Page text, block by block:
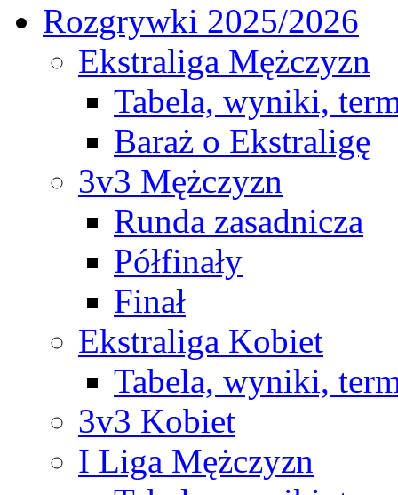
Rozgrywki 2025/2026
Ekstraliga Mężczyzn
Tabela, wyniki,
Baraż o Ekstraligę
3v3 Mężczyzn
Runda zasadnicza
Półfinały
Finał
Ekstraliga Kobiet
Tabela, wyniki,
3v3 Kobiet
I Liga Mężczyzn